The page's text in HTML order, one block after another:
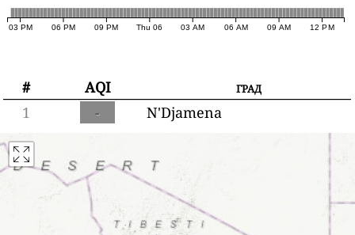
03 PM 06 PM 09 PM Thu 06 03 AM 06 AM 09 AM 12 PM
# AQI
град
1
- N'Djamena